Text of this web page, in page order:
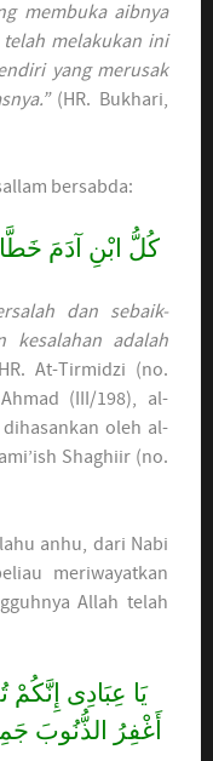
membuka aibnya
telah melakukan ini
yang merusak
(HR. Bukhari,
bersabda:
كُلُّ ابْنِ آدَمَ
dan sebaik-
kesalahan adalah
HR. At-Tirmidzi (no.
(III/198), al-
oleh al-
Shaghiir (no.
anhu, dari Nabi
meriwayatkan
Allah telah
يَا عِبَادِى إِنَّكُمْ
أَغْفِرُ الذُّنُوبَ